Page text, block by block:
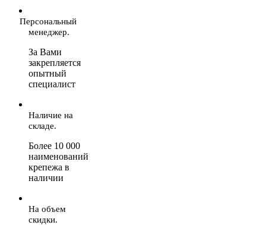
Персональный
менеджер.
За Вами
закрепляется
опытный
специалист
Наличие на
складе.
Более 10 000
наименований
крепежа в
наличии
На объем
скидки.